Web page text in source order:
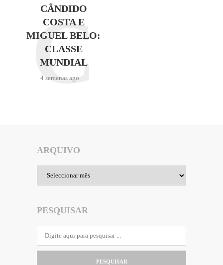
CÂNDIDO
COSTA E
MIGUEL BELO:
CLASSE
MUNDIAL
4 semanas ago
C
ARQUIVO
PESQUISAR
PESQUISAR